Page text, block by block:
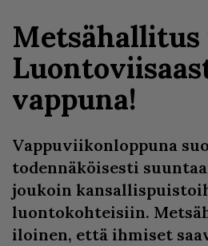
Metsähallitus
vappuna!
Vappuviikonloppuna
todennäköisesti
joukoin
luontokohteisiin.
iloinen, että ihmiset